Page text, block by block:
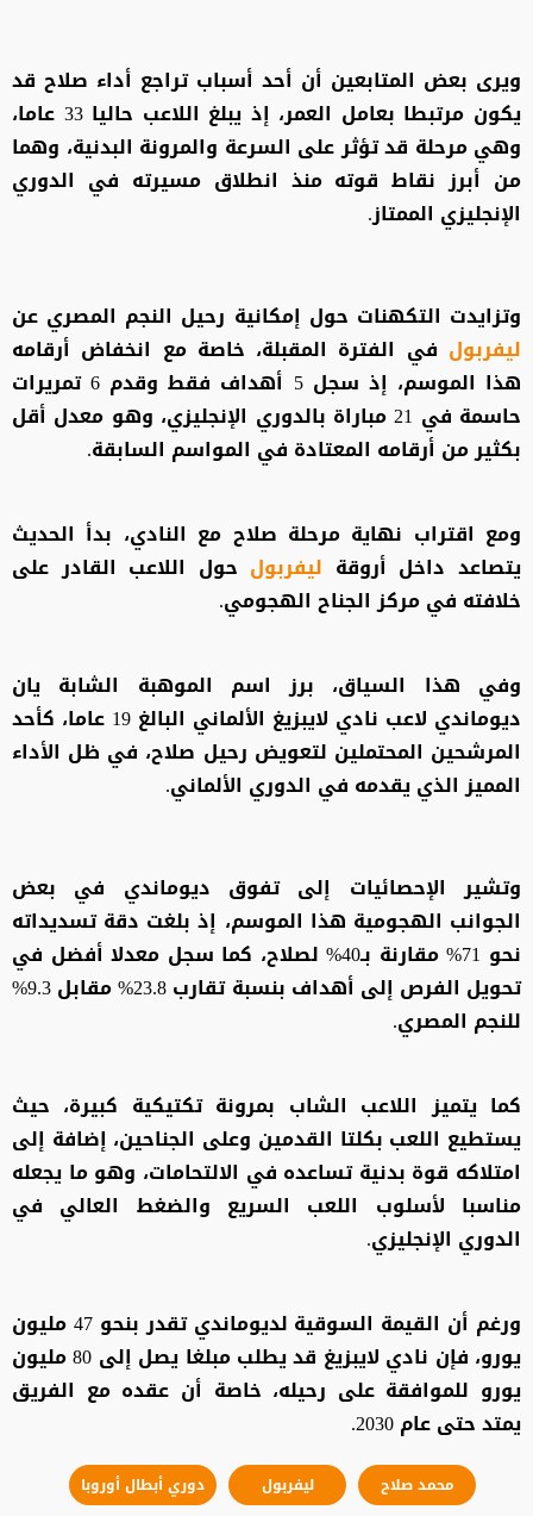
ويرى بعض المتابعين أن أحد أسباب تراجع أداء صلاح قد
يكون مرتبطا بعامل العمر، إذ يبلغ اللاعب حاليا 33 عاما،
وهي مرحلة قد تؤثر على السرعة والمرونة البدنية، وهما
من أبرز نقاط قوته منذ انطلاق مسيرته في الدوري
الإنجليزي الممتاز.
وتزايدت التكهنات حول إمكانية رحيل النجم المصري عن
ليفربول في الفترة المقبلة، خاصة مع انخفاض أرقامه
هذا الموسم، إذ سجل 5 أهداف فقط وقدم 6 تمريرات
حاسمة في 21 مباراة بالدوري الإنجليزي، وهو معدل أقل
بكثير من أرقامه المعتادة في المواسم السابقة.
ومع اقتراب نهاية مرحلة صلاح مع النادي، بدأ الحديث
يتصاعد داخل أروقة ليفربول حول اللاعب القادر على
خلافته في مركز الجناح الهجومي.
وفي هذا السياق، برز اسم الموهبة الشابة يان
ديوماندي لاعب نادي لايبزيغ الألماني البالغ 19 عاما، كأحد
المرشحين المحتملين لتعويض رحيل صلاح، في ظل الأداء
المميز الذي يقدمه في الدوري الألماني.
وتشير الإحصائيات إلى تفوق ديوماندي في بعض
الجوانب الهجومية هذا الموسم، إذ بلغت دقة تسديداته
نحو 71% مقارنة بـ40% لصلاح، كما سجل معدلا أفضل في
تحويل الفرص إلى أهداف بنسبة تقارب 23.8% مقابل 9.3%
للنجم المصري.
كما يتميز اللاعب الشاب بمرونة تكتيكية كبيرة، حيث
يستطيع اللعب بكلتا القدمين وعلى الجناحين، إضافة إلى
امتلاكه قوة بدنية تساعده في الالتحامات، وهو ما يجعله
مناسبا لأسلوب اللعب السريع والضغط العالي في
الدوري الإنجليزي.
ورغم أن القيمة السوقية لديوماندي تقدر بنحو 47 مليون
يورو، فإن نادي لايبزيغ قد يطلب مبلغا يصل إلى 80 مليون
يورو للموافقة على رحيله، خاصة أن عقده مع الفريق
يمتد حتى عام 2030.
محمد صلاح ليفربول دوري أبطال أوروبا